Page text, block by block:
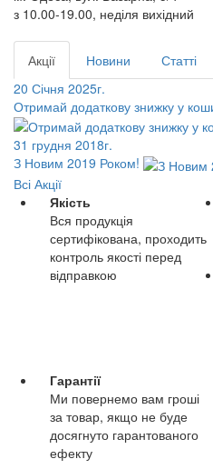
з 10.00-19.00, неділя вихідний
Акції Новини
Статті
20 Січня 2025г.
Отримай додаткову знижку у
31 грудня 2018г.
З Новим 2019 Роком!
Всі Акції
Якість
Вся продукція
сертифікована, проходить
контроль якості перед
відправкою
Гарантії
Ми повернемо вам гроші
за товар, якщо не буде
досягнуто гарантованого
ефекту